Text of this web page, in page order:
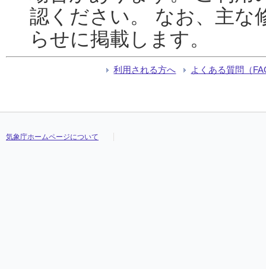
認ください。 なお、主な
らせに掲載します。
利用される方へ よくある質問（
気象庁ホームページについて